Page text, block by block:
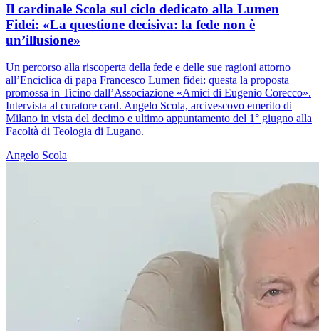
Il cardinale Scola sul ciclo dedicato alla Lumen
Fidei: «La questione decisiva: la fede non è
un’illusione»
Un percorso alla riscoperta della fede e delle sue ragioni attorno
all’Enciclica di papa Francesco Lumen fidei: questa la proposta
promossa in Ticino dall’Associazione «Amici di Eugenio Corecco».
Intervista al curatore card. Angelo Scola, arcivescovo emerito di
Milano in vista del decimo e ultimo appuntamento del 1° giugno alla
Facoltà di Teologia di Lugano.
Angelo Scola